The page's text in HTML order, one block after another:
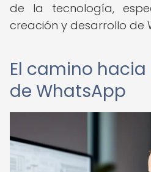
de la tecnología,
creación y desarrollo de
El camino
de WhatsApp